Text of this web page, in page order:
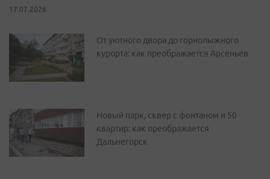
17.07.2026
От уютного двора до горнолыжного
курорта: как преображается Арсеньев
Новый парк, сквер с фонтаном и 50
квартир: как преображается
Дальнегорск